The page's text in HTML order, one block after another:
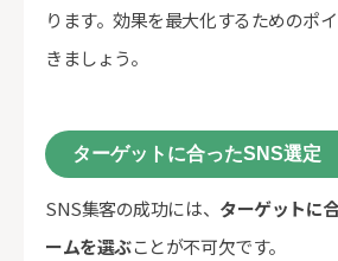
ります。効果を最大化するためのポ
きましょう。
ターゲットに合ったSNS選定
SNS集客の成功には、 ターゲットに
ームを選ぶことが不可欠です。